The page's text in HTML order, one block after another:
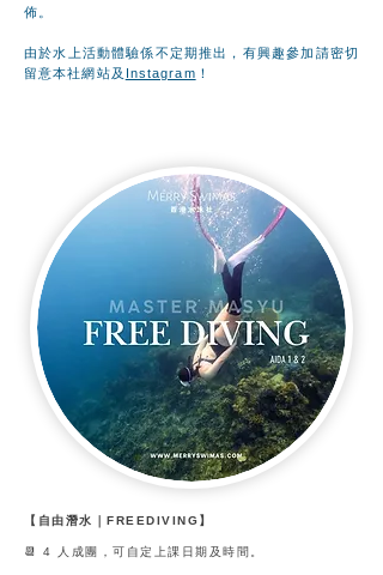
佈。
由於水上活動體驗係不定期推出，有興趣參加請密切
留意本社網站及 Instagram ！
【自由潛水｜FREEDIVING】
📆 4 人成團，可自定上課日期及時間。